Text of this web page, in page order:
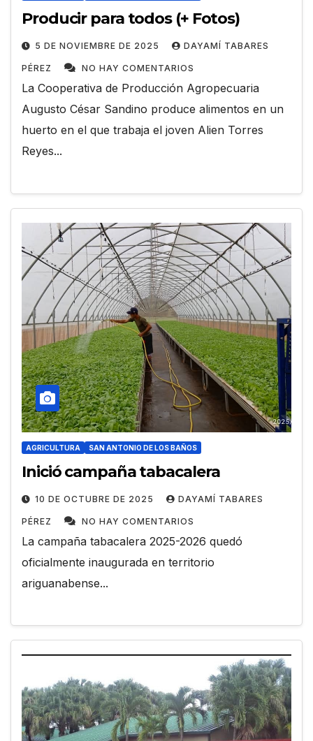
Producir para todos (+ Fotos)
5 DE NOVIEMBRE DE 2025 DAYAMÍ TABARES
PÉREZ NO HAY COMENTARIOS
La Cooperativa de Producción Agropecuaria
Augusto César Sandino produce alimentos en un
huerto en el que trabaja el joven Alien Torres
Reyes...
AGRICULTURA SAN ANTONIO DE LOS BAÑOS
Inició campaña tabacalera
10 DE OCTUBRE DE 2025 DAYAMÍ TABARES
PÉREZ NO HAY COMENTARIOS
La campaña tabacalera 2025-2026 quedó
oficialmente inaugurada en territorio
ariguanabense...